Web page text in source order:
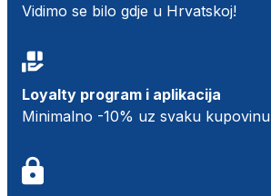
Vidimo se bilo gdje u Hrvatskoj!
Loyalty program i aplikacija
Minimalno -10% uz svaku kupovinu